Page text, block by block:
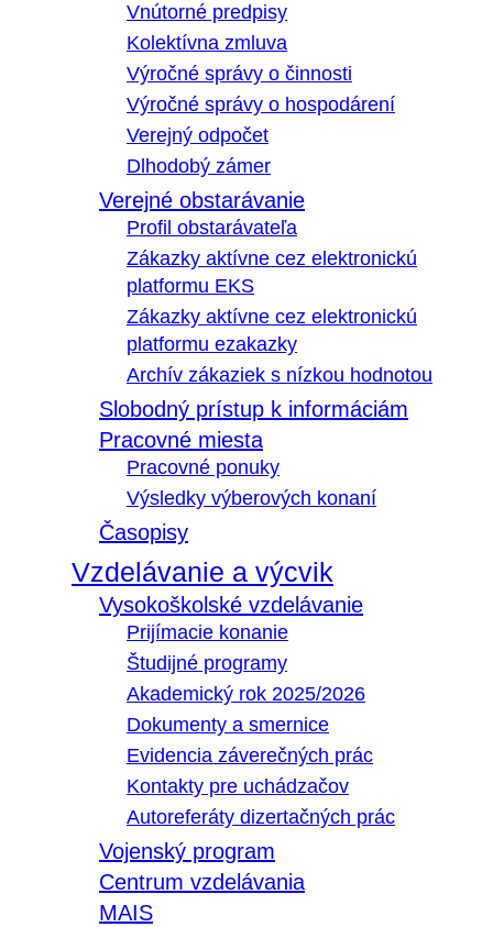
Vnútorné predpisy
Kolektívna zmluva
Výročné správy o činnosti
Výročné správy o hospodárení
Verejný odpočet
Dlhodobý zámer
Verejné obstarávanie
Profil obstarávateľa
Zákazky aktívne cez elektronickú
platformu EKS
Zákazky aktívne cez elektronickú
platformu ezakazky
Archív zákaziek s nízkou hodnotou
Slobodný prístup k informáciám
Pracovné miesta
Pracovné ponuky
Výsledky výberových konaní
Časopisy
Vzdelávanie a výcvik
Vysokoškolské vzdelávanie
Prijímacie konanie
Študijné programy
Akademický rok 2025/2026
Dokumenty a smernice
Evidencia záverečných prác
Kontakty pre uchádzačov
Autoreferáty dizertačných prác
Vojenský program
Centrum vzdelávania
MAIS